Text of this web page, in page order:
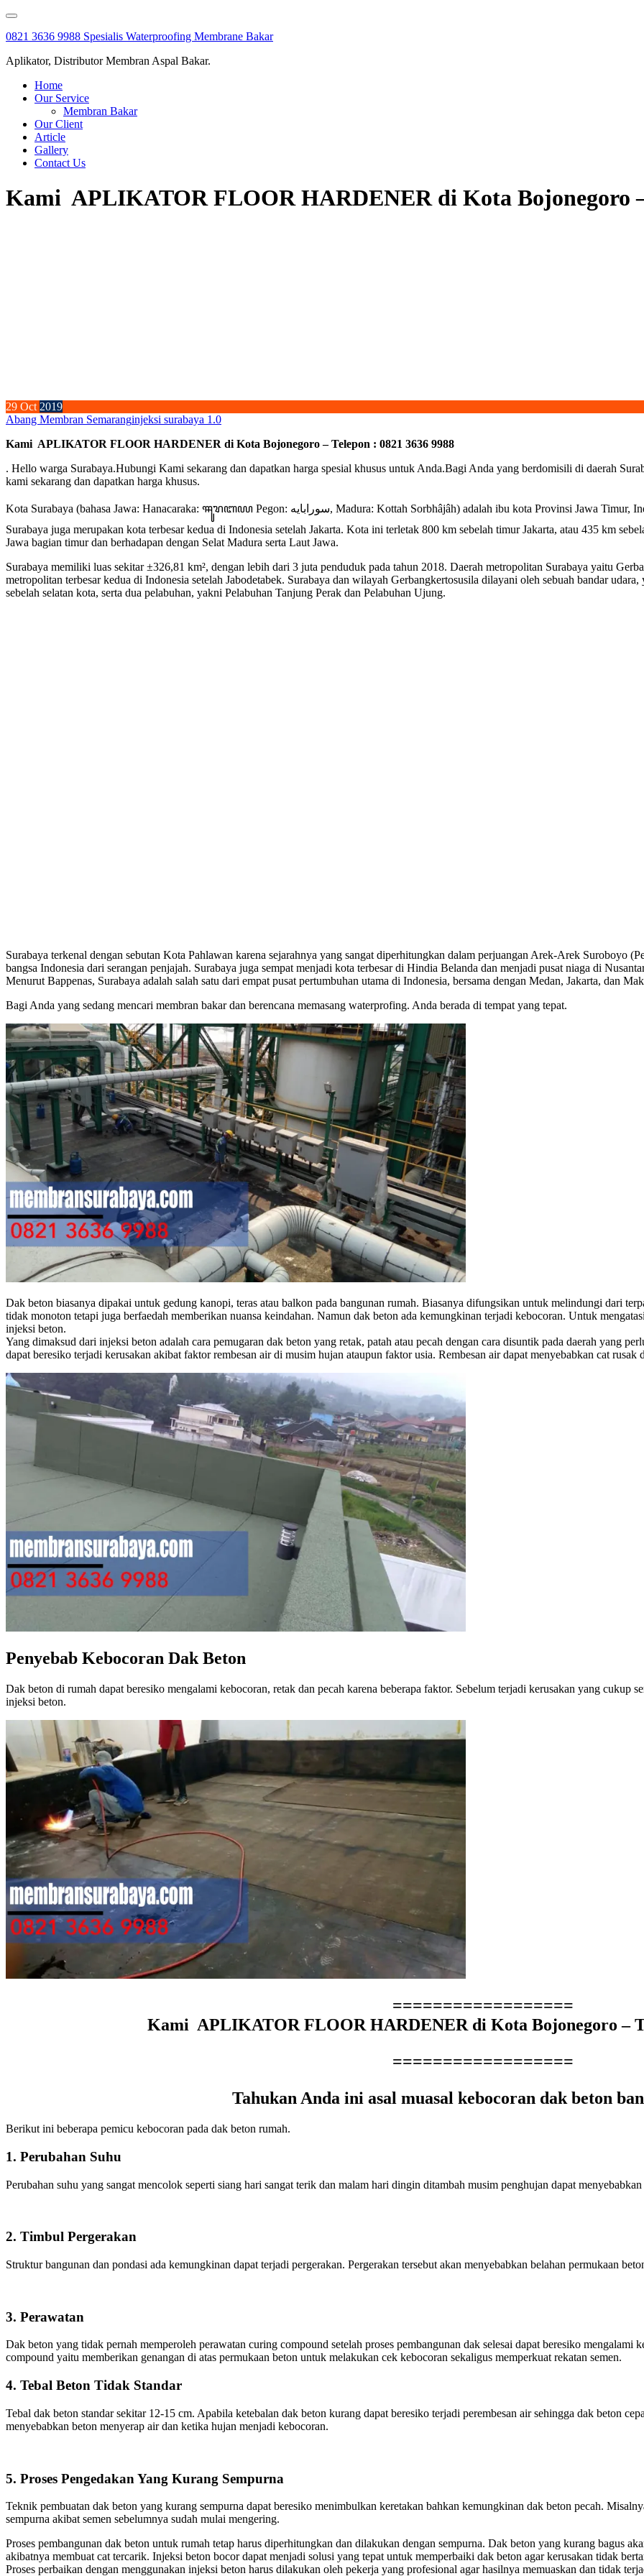
Skip
content
0821 3636 9988 Spesialis Waterproofing Membrane Bakar
Aplikator, Distributor Membran Aspal Bakar.
Home
Our Service
Membran Bakar
Our Client
Article
Gallery
Contact Us
Kami APLIKATOR FLOOR HARDENER di Kota Bojonegoro –
29 Oct2019
Abang Membran Semaranginjeksi surabaya 1.0
Kami APLIKATOR FLOOR HARDENER di Kota Bojonegoro – Telepon : 0821 3636 9988
. Hello warga Surabaya.Hubungi Kami sekarang dan dapatkan harga spesial khusus untuk Anda.Bagi Anda yang berdomisili di daerah
kami sekarang dan dapatkan harga khusus.
Kota Surabaya (bahasa Jawa: Hanacaraka: ꦯꦸꦫꦧꦪ Pegon: سورابايه, Madura: Kottah Sorbhâjâh) adalah ibu kota Provinsi Jawa Timur, Indonesia, sekaligus kota metropolitan terbesar di provinsi tersebut.
Surabaya juga merupakan kota terbesar kedua di Indonesia setelah Jakarta. Kota ini terletak 800 km sebelah timur Jakarta, atau 435 km
Jawa bagian timur dan berhadapan dengan Selat Madura serta Laut Jawa.
Surabaya memiliki luas sekitar ±326,81 km², dengan lebih dari 3 juta penduduk pada tahun 2018. Daerah metropolitan Surabaya yaitu
metropolitan terbesar kedua di Indonesia setelah Jabodetabek. Surabaya dan wilayah Gerbangkertosusila dilayani oleh sebuah bandar
sebelah selatan kota, serta dua pelabuhan, yakni Pelabuhan Tanjung Perak dan Pelabuhan Ujung.
Surabaya terkenal dengan sebutan Kota Pahlawan karena sejarahnya yang sangat diperhitungkan dalam perjuangan Arek-Arek Suroboyo
bangsa Indonesia dari serangan penjajah. Surabaya juga sempat menjadi kota terbesar di Hindia Belanda dan menjadi pusat niaga di
Menurut Bappenas, Surabaya adalah salah satu dari empat pusat pertumbuhan utama di Indonesia, bersama dengan Medan, Jakarta, dan
Bagi Anda yang sedang mencari membran bakar dan berencana memasang waterprofing. Anda berada di tempat yang tepat.
Dak beton biasanya dipakai untuk gedung kanopi, teras atau balkon pada bangunan rumah. Biasanya difungsikan untuk melindungi dari
tidak monoton tetapi juga berfaedah memberikan nuansa keindahan. Namun dak beton ada kemungkinan terjadi kebocoran. Untuk
injeksi beton.
Yang dimaksud dari injeksi beton adalah cara pemugaran dak beton yang retak, patah atau pecah dengan cara disuntik pada daerah yang
dapat beresiko terjadi kerusakan akibat faktor rembesan air di musim hujan ataupun faktor usia. Rembesan air dapat menyebabkan cat
Penyebab Kebocoran Dak Beton
Dak beton di rumah dapat beresiko mengalami kebocoran, retak dan pecah karena beberapa faktor. Sebelum terjadi kerusakan yang cukup
injeksi beton.
==================
Kami APLIKATOR FLOOR HARDENER di Kota Bojonegoro –
==================
Tahukan Anda ini asal muasal kebocoran dak beton
Berikut ini beberapa pemicu kebocoran pada dak beton rumah.
1. Perubahan Suhu
Perubahan suhu yang sangat mencolok seperti siang hari sangat terik dan malam hari dingin ditambah musim penghujan dapat
2. Timbul Pergerakan
Struktur bangunan dan pondasi ada kemungkinan dapat terjadi pergerakan. Pergerakan tersebut akan menyebabkan belahan permukaan
3. Perawatan
Dak beton yang tidak pernah memperoleh perawatan curing compound setelah proses pembangunan dak selesai dapat beresiko mengalami
compound yaitu memberikan genangan di atas permukaan beton untuk melakukan cek kebocoran sekaligus memperkuat rekatan semen.
4. Tebal Beton Tidak Standar
Tebal dak beton standar sekitar 12-15 cm. Apabila ketebalan dak beton kurang dapat beresiko terjadi perembesan air sehingga dak beton
menyebabkan beton menyerap air dan ketika hujan menjadi kebocoran.
5. Proses Pengedakan Yang Kurang Sempurna
Teknik pembuatan dak beton yang kurang sempurna dapat beresiko menimbulkan keretakan bahkan kemungkinan dak beton pecah.
sempurna akibat semen sebelumnya sudah mulai mengering.
Proses pembangunan dak beton untuk rumah tetap harus diperhitungkan dan dilakukan dengan sempurna. Dak beton yang kurang bagus
akibatnya membuat cat tercarik. Injeksi beton bocor dapat menjadi solusi yang tepat untuk memperbaiki dak beton agar kerusakan tidak
Proses perbaikan dengan menggunakan injeksi beton harus dilakukan oleh pekerja yang profesional agar hasilnya memuaskan dan tidak